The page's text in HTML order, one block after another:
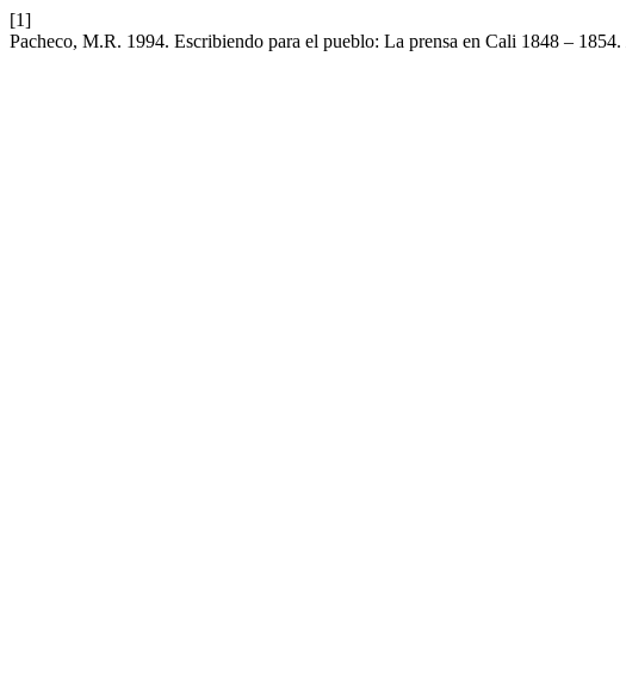
[1]
Pacheco, M.R. 1994. Escribiendo para el pueblo: La prensa en Cali 1848 – 1854.